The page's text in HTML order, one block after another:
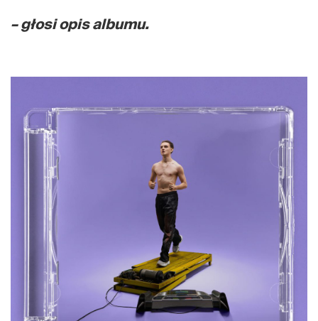
– głosi opis albumu.